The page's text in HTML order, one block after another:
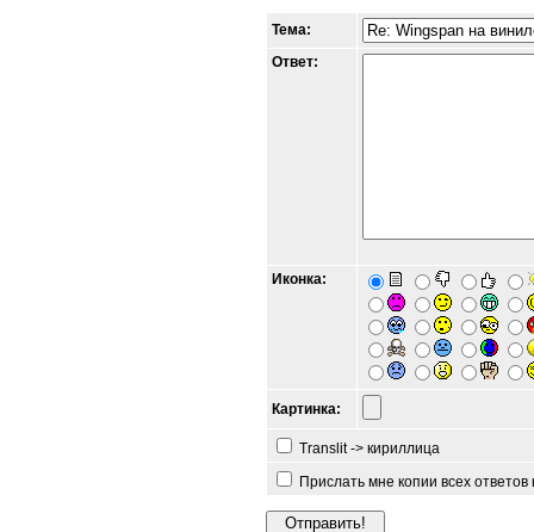
Тема:
Ответ:
Иконка:
Картинка:
Translit -> кириллица
Прислать мне копии всех